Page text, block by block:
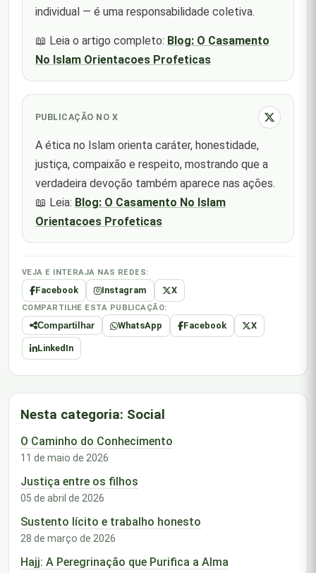
individual — é uma responsabilidade coletiva.
📖 Leia o artigo completo: Blog: O Casamento
No Islam Orientacoes Profeticas
PUBLICAÇÃO NO X
A ética no Islam orienta caráter, honestidade,
justiça, compaixão e respeito, mostrando que a
verdadeira devoção também aparece nas ações.
📖 Leia: Blog: O Casamento No Islam
Orientacoes Profeticas
VEJA E INTERAJA NAS REDES:
Facebook Instagram X
COMPARTILHE ESTA PUBLICAÇÃO:
Compartilhar WhatsApp Facebook X
LinkedIn
Nesta categoria: Social
O Caminho do Conhecimento
11 de maio de 2026
Justiça entre os filhos
05 de abril de 2026
Sustento lícito e trabalho honesto
28 de março de 2026
Hajj: A Peregrinação que Purifica a Alma